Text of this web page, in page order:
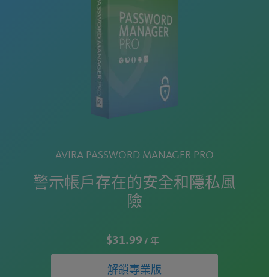
AVIRA PASSWORD MANAGER PRO
警示帳戶存在的安全和隱私風
險
$31.99 / 年
解鎖專業版